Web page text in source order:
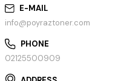
E-MAIL
info@poyraztoner.com
PHONE
02125500909